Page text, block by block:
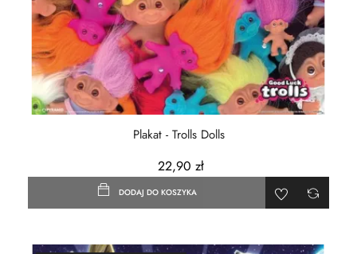
Plakat - Trolls Dolls
22,90 zł
DODAJ DO KOSZYKA